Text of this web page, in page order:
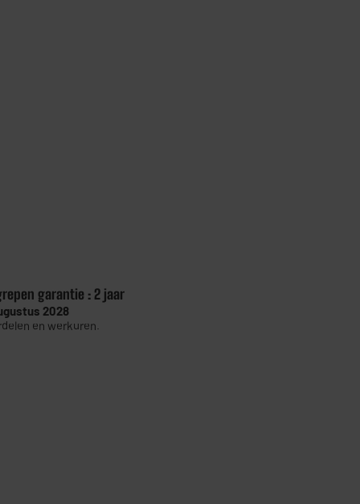
garantie : 2 jaar
2028
en werkuren.